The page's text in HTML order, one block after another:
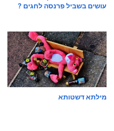
עושים בשביל פרנסה לחגים ?
מילתא דשטותא